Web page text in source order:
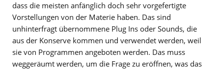
dass die meisten anfänglich doch sehr vorgefertigte
Vorstellungen von der Materie haben. Das sind
unhinterfragt übernommene Plug Ins oder Sounds, die
aus der Konserve kommen und verwendet werden, weil
sie von Programmen angeboten werden. Das muss
weggeräumt werden, um die Frage zu eröffnen, was das